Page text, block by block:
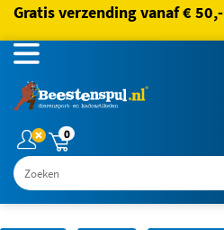
Gratis verzending vanaf € 50,-
0
Zoeken